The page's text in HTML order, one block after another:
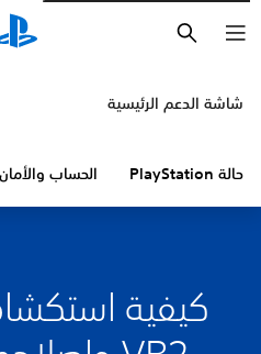
شاشة الدعم الرئيسية
حالة PlayStation الحساب والأمان